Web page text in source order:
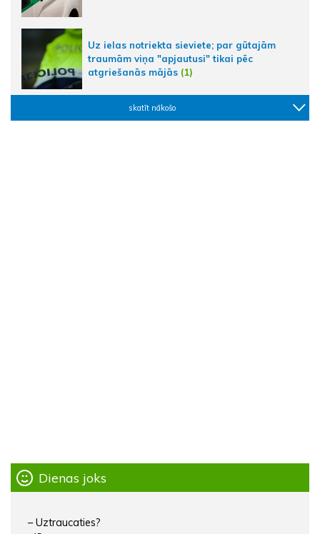
Uz ielas notriekta sieviete; par gūtajām
traumām viņa "apjautusi" tikai pēc
atgriešanās mājās (1)
skatīt nākošo
Dienas joks
– Uztraucaties?